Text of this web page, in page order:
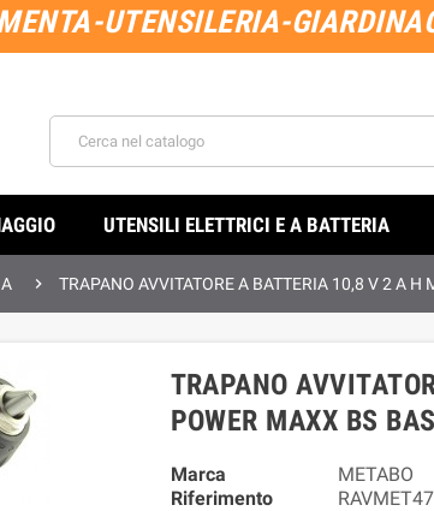
UTENSILERIA-
UTENSILI ELETTRICI E A BATTERIA
 TRAPANO AVVITATORE A BATTERIA 10,8 V 2 A
TRAPANO
POWER MAXX BS
Marca
METABO
Riferimento